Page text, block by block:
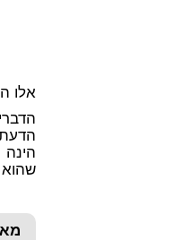
אלו